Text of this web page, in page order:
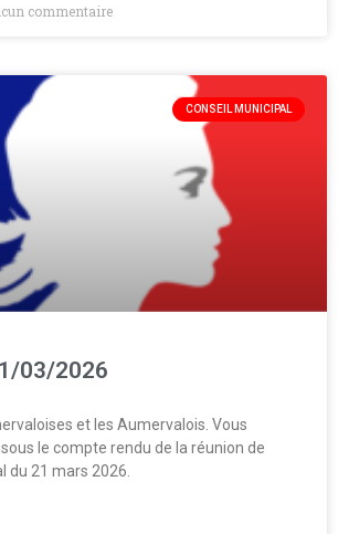
commentaire
CONSEIL MUNICIPAL
03/2026
et les Aumervalois. Vous
le compte rendu de la réunion de
du 21 mars 2026.